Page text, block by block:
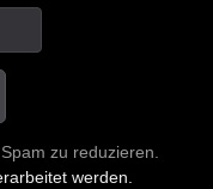
zu reduzieren.
werden.